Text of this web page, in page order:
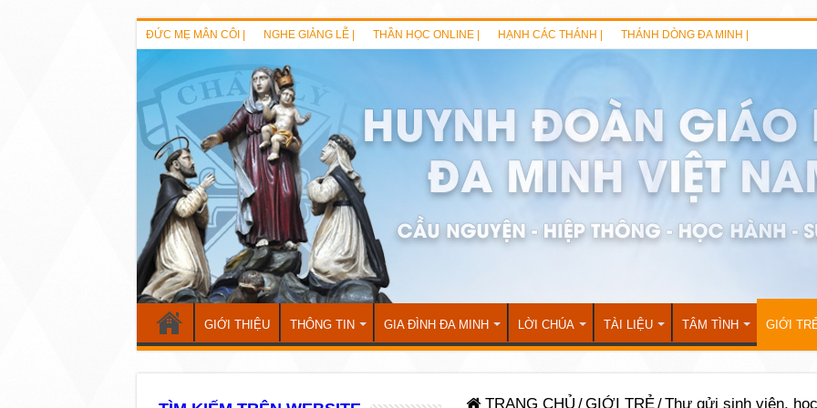
ĐỨC MẸ MÂN CÔI | NGHE GIẢNG LỄ | THẦN HỌC ONLINE | HẠNH CÁC THÁNH | THÁNH DÒNG ĐA MINH |
GIỚI THIỆU THÔNG TIN GIA ĐÌNH ĐA MINH LỜI CHÚA TÀI LIỆU TÂM TÌNH GIỚI
TRANG CHỦ /GIỚI TRẺ/Thư gửi sinh viên,